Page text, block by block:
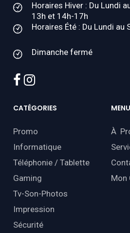
Horaires Hiver : Du Lundi
13h et 14h-17h
Horaires Été : Du Lundi au
Dimanche fermé
facebook
instagram
CATÉGORIES
Promo
Informatique
Téléphonie / Tablette
Gaming
Tv-Son-Photos
Impression
Sécurité
MENU
À
Mon